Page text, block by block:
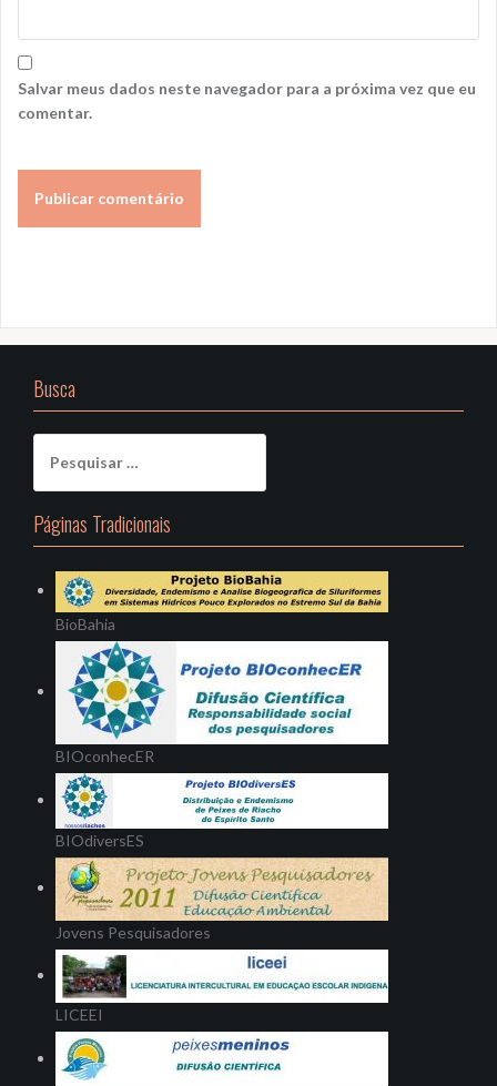
Salvar meus dados neste navegador para a próxima vez que eu
comentar.
Busca
por:
Páginas Tradicionais
BioBahia
BIOconhecER
BIOdiversES
Jovens Pesquisadores
LICEEI